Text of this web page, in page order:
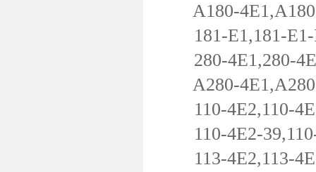
A180-4E1,A180-
181-E1,181-E1-
280-4E1,280-
A280-4E1,A280-
110-4E2,110-
110-4E2-
113-4E2,113-